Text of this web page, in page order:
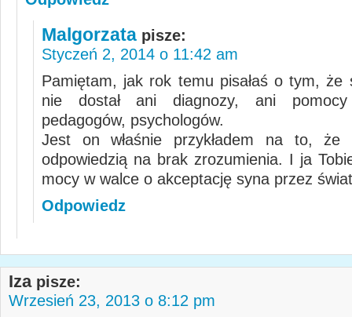
Malgorzata pisze:
Styczeń 2, 2014 o 11:42 am
Pamiętam, jak rok temu pisałaś o tym, że
nie dostał ani diagnozy, ani
pedagogów, psychologów.
Jest on właśnie przykładem na to, że
odpowiedzią na brak zrozumienia. I ja
mocy w walce o akceptację syna przez
Odpowiedz
Iza pisze:
Wrzesień 23, 2013 o 8:12 pm